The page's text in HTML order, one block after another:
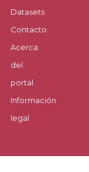
Datasets
Contacto
Acerca
del
portal
Información
legal